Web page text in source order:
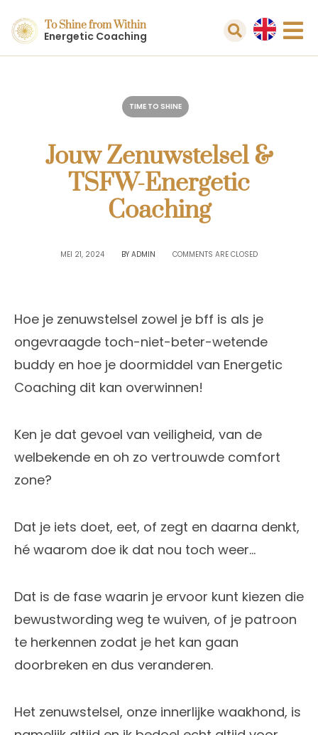
To Shine from Within
Energetic Coaching
TIME TO SHINE
Jouw Zenuwstelsel &
TSFW-Energetic
Coaching
MEI 21, 2024 BY ADMIN COMMENTS ARE CLOSED
Hoe je zenuwstelsel zowel je bff is als je
ongevraagde toch-niet-beter-wetende
buddy en hoe je doormiddel van Energetic
Coaching dit kan overwinnen!
Ken je dat gevoel van veiligheid, van de
welbekende en oh zo vertrouwde comfort
zone?
Dat je iets doet, eet, of zegt en daarna denkt,
hé waarom doe ik dat nou toch weer…
Dat is de fase waarin je ervoor kunt kiezen die
bewustwording weg te wuiven, of je patroon
te herkennen zodat je het kan gaan
doorbreken en dus veranderen.
Het zenuwstelsel, onze innerlijke waakhond, is